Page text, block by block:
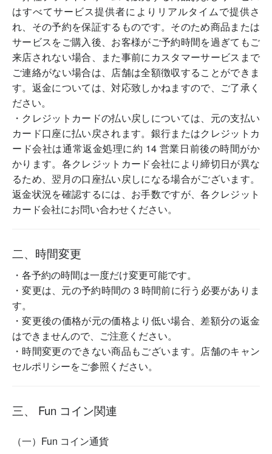
はすべてサービス提供者によりリアルタイムで提供さ
れ、その予約を保証するものです。そのため商品または
サービスをご購入後、お客様がご予約時間を過ぎてもご
来店されない場合、また事前にカスタマーサービスまで
ご連絡がない場合は、店舗は全額徴収することができま
す。返金については、対応致しかねますので、ご了承く
ださい。
・クレジットカードの払い戻しについては、元の支払い
カード口座に払い戻されます。銀行またはクレジットカ
ード会社は通常返金処理に約 14 営業日前後の時間がか
かります。各クレジットカード会社により締切日が異な
るため、翌月の口座払い戻しになる場合がございます。
返金状況を確認するには、お手数ですが、各クレジット
カード会社にお問い合わせください。
二、時間変更
・各予約の時間は一度だけ変更可能です。
・変更は、元の予約時間の 3 時間前に行う必要がありま
す。
・変更後の価格が元の価格より低い場合、差額分の返金
はできませんので、ご注意ください。
・時間変更のできない商品もございます。店舗のキャン
セルポリシーをご参照ください。
三、 Fun コイン関連
（一）Fun コイン通貨